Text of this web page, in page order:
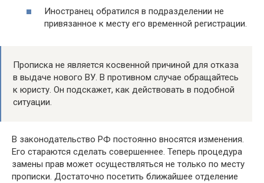
Иностранец обратился в подразделении не
привязанное к месту его временной регистрации.
Прописка не является косвенной причиной для отказа
в выдаче нового ВУ. В противном случае обращайтесь
к юристу. Он подскажет, как действовать в подобной
ситуации.
В законодательство РФ постоянно вносятся изменения.
Его стараются сделать совершеннее. Теперь процедура
замены прав может осуществляться не только по месту
прописки. Достаточно посетить ближайшее отделение